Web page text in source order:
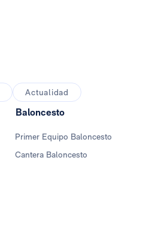
Actualidad
Baloncesto
Primer Equipo Baloncesto
Cantera Baloncesto